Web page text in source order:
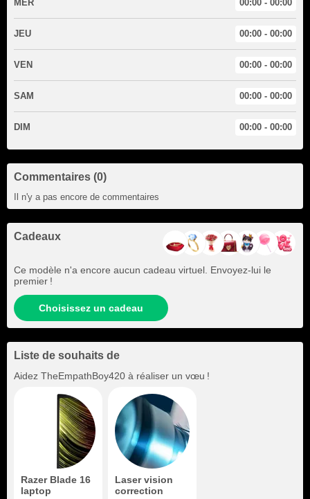
MER 00:00 - 00:00
JEU 00:00 - 00:00
VEN 00:00 - 00:00
SAM 00:00 - 00:00
DIM 00:00 - 00:00
Commentaires (0)
Il n'y a pas encore de commentaires
Cadeaux
Ce modèle n'a encore aucun cadeau virtuel. Envoyez-lui le
premier !
Choisissez un cadeau
Liste de souhaits de
Aidez TheEmpathBoy420 à réaliser un vœu !
Razer Blade 16
laptop
Laser vision
correction